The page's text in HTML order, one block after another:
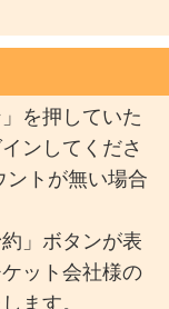
を押していた
ンしてくださ
ントが無い場合
」ボタンが表
ット会社様の
ます。